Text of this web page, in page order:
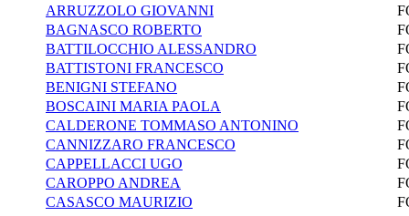
ARRUZZOLO GIOVANNI
BAGNASCO ROBERTO
BATTILOCCHIO ALESSANDRO
BATTISTONI FRANCESCO
BENIGNI STEFANO
BOSCAINI MARIA PAOLA
CALDERONE TOMMASO ANTONINO
CANNIZZARO FRANCESCO
CAPPELLACCI UGO
CAROPPO ANDREA
CASASCO MAURIZIO